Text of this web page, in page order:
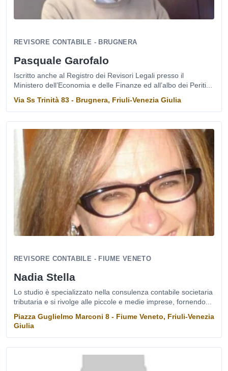
REVISORE CONTABILE - BRUGNERA
Pasquale Garofalo
Iscritto anche al Registro dei Revisori Legali presso il
Ministero dell’Economia e delle Finanze ed all’albo dei Periti...
Via Ss Trinità 83 - Brugnera, Friuli-Venezia Giulia
REVISORE CONTABILE - FIUME VENETO
Nadia Stella
Lo studio è specializzato nella consulenza contabile societaria
tributaria e si rivolge alle piccole e medie imprese, fornendo...
Piazza Guglielmo Marconi 8 - Fiume Veneto, Friuli-Venezia
Giulia